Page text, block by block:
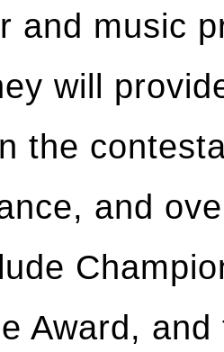
and music
will
the
and
Award,